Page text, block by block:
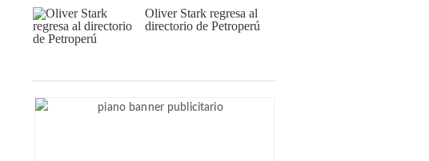
Oliver Stark regresa al
directorio de Petroperú